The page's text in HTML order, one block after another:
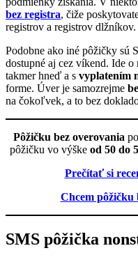
bez registra, čiže
registrov a registrov dlžníkov.
Podobne ako iné pôžičky sú
dostupné aj cez víkend. Ide
takmer hneď a s vyplatením
forme. Úver je samozrejme
na čokoľvek, a to bez
Pôžičku bez overovania
pôžičku vo výške od 50 do
Prečítať si
Chcem pôžičku
SMS pôžička